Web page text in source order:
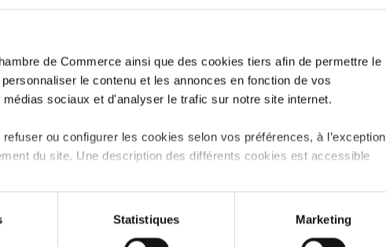
de Commerce ainsi que des cookies tiers afin de permettre le
le contenu et les annonces en fonction de vos
sociaux et d'analyser le trafic sur notre site internet.
ou configurer les cookies selon vos préférences, à l’exception
du site. Une description des différents cookies est accessible
fonctionnalités (ex : lecture de vidéos, partage sur les réseaux
personnalisation de l’affichage du site) peuvent être affectées en
Statistiques Marketing